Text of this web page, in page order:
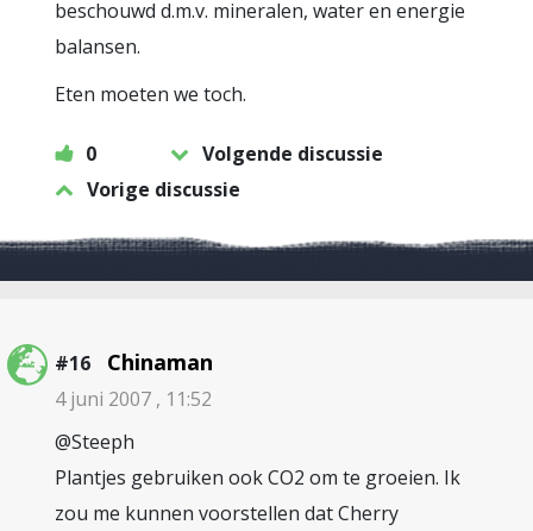
beschouwd d.m.v. mineralen, water en energie
balansen.
Eten moeten we toch.
0
Volgende discussie
Vorige discussie
#16 Chinaman
4 juni 2007 , 11:52
@Steeph
Plantjes gebruiken ook CO2 om te groeien. Ik
zou me kunnen voorstellen dat Cherry